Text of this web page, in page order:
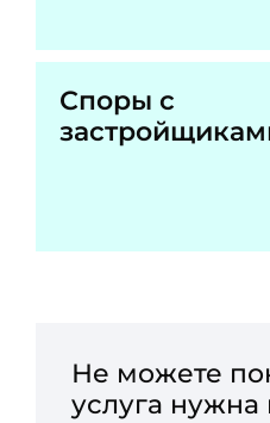
Споры с
Не можете
услуга